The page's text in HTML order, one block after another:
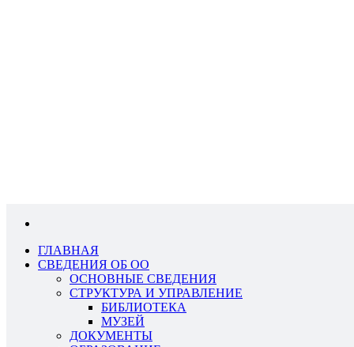
ГЛАВНАЯ
СВЕДЕНИЯ ОБ ОО
ОСНОВНЫЕ СВЕДЕНИЯ
СТРУКТУРА И УПРАВЛЕНИЕ
БИБЛИОТЕКА
МУЗЕЙ
ДОКУМЕНТЫ